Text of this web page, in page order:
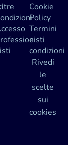
Cookie
Policy
Termini
e
condizioni
Rivedi
le
scelte
sui
cookies